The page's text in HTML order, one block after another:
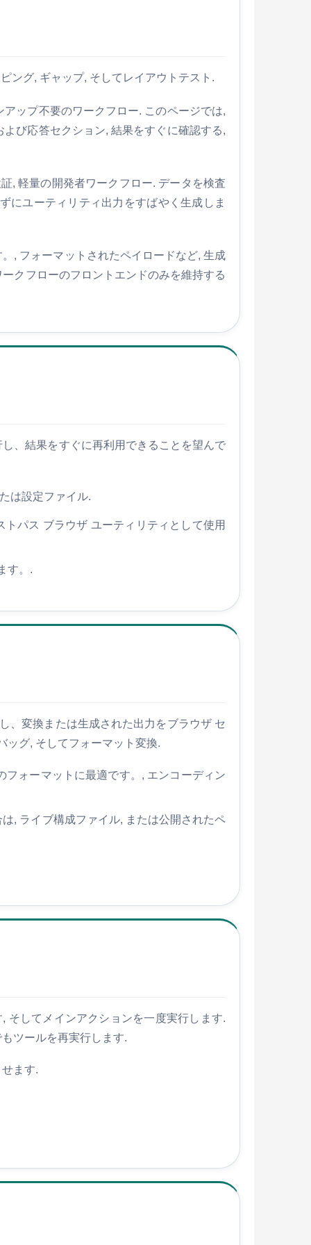
ング, ギャップ, そしてレイアウトテスト.
ップ不要のワークフロー. このページでは,
び応答セクション, 結果をすぐに確認する,
, 軽量の開発者ワークフロー. データを検査
にユーティリティ出力をすばやく生成しま
, フォーマットされたペイロードなど, 生成
クフローのフロントエンドのみを維持する
、結果をすぐに再利用できることを望んで
は設定ファイル.
パス ブラウザ ユーティリティとして使用
す。.
、変換または生成された出力をブラウザ セ
ッグ, そしてフォーマット変換.
ォーマットに最適です。, エンコーディン
, ライブ構成ファイル, または公開されたペ
そしてメインアクションを一度実行します.
ツールを再実行します.
ます.